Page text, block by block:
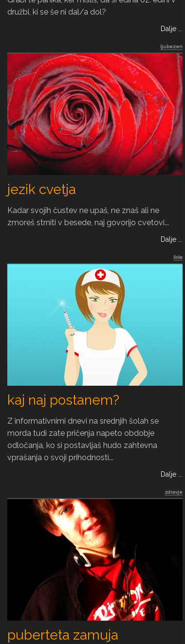
družbi, ki se še ni dal/a dol?
Dalje ...
ljubezen
jezik cvetja
Kadar svojih čustev ne upaš, ne znaš ali ne
zmoreš strniti v besede, naj govorijo cvetovi...
Dalje ...
šola
kaj naj postanem?
Z informativnimi dnevi na srednjih šolah se
morda tudi zate pričenja napeto obdobje
odločanja, ko si postavljaš hudo zahtevna
vprašanja o svoji prihodnosti...
Dalje ...
zdravje
puberteta zamuja